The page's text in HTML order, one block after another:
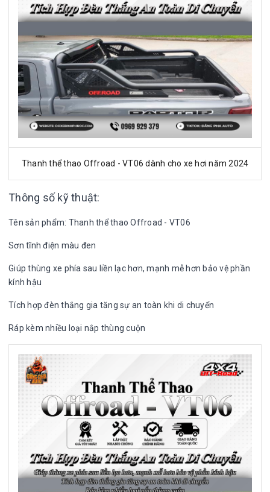
Thanh thể thao Offroad - VT06 dành cho xe hơi năm 2024
Thông số kỹ thuật:
Tên sản phẩm: Thanh thể thao Offroad - VT06
Sơn tĩnh điện màu đen
Giúp thùng xe phía sau liền lạc hơn, mạnh mễ hơn bảo vệ phần
kính hậu
Tích hợp đèn thắng gia tăng sự an toàn khi di chuyển
Ráp kèm nhiều loại nắp thùng cuộn